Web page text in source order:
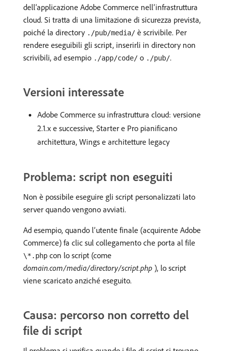
dell’applicazione Adobe Commerce nell’infrastruttura
cloud. Si tratta di una limitazione di sicurezza prevista,
poiché la directory ./pub/media/ è scrivibile. Per
rendere eseguibili gli script, inserirli in directory non
scrivibili, ad esempio ./app/code/ o ./pub/.
Versioni interessate
Adobe Commerce su infrastruttura cloud: versione
2.1.x e successive, Starter e Pro pianificano
architettura, Wings e architetture legacy
Problema: script non eseguiti
Non è possibile eseguire gli script personalizzati lato
server quando vengono avviati.
Ad esempio, quando l’utente finale (acquirente Adobe
Commerce) fa clic sul collegamento che porta al file
\*.php con lo script (come
domain.com/media/directory/script.php ), lo script
viene scaricato anziché eseguito.
Causa: percorso non corretto del
file di script